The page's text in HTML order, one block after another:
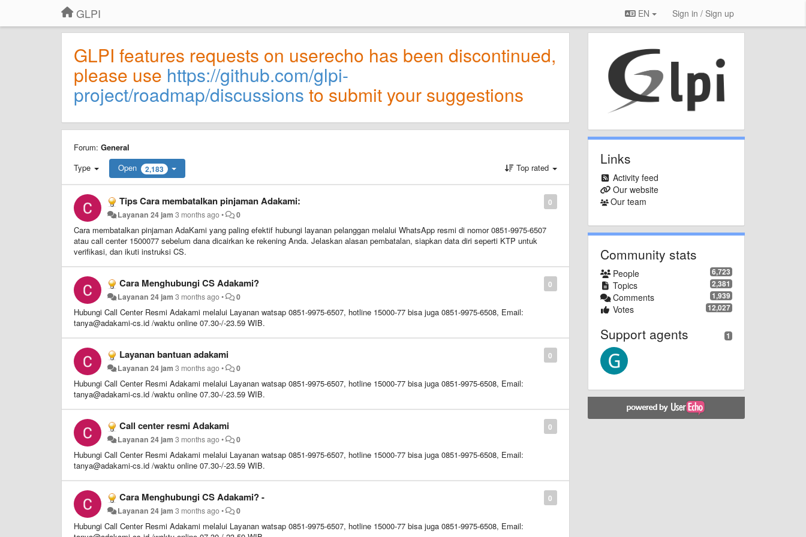
GLPI EN Sign in / Sign up
GLPI features requests on userecho has been discontinued,
please use https://github.com/glpi-
project/roadmap/discussions to submit your suggestions
Forum: General
Type
Open 2,183 Top rated
0
Tips Cara membatalkan pinjaman Adakami:
Layanan 24 jam 3 months ago• 0
Cara membatalkan pinjaman AdaKami yang paling efektif hubungi layanan pelanggan melalui WhatsApp resmi di nomor 0851-9975-6507
atau call center 1500077 sebelum dana dicairkan ke rekening Anda. Jelaskan alasan pembatalan, siapkan data diri seperti KTP untuk
verifikasi, dan ikuti instruksi CS.
0
Cara Menghubungi CS Adakami?
Layanan 24 jam 3 months ago• 0
Hubungi Call Center Resmi Adakami melalui Layanan watsap 0851-9975-6507, hotline 15000-77 bisa juga 0851-9975-6508, Email:
tanya@adakami-cs.id /waktu online 07.30-/-23.59 WIB.
0
Layanan bantuan adakami
Layanan 24 jam 3 months ago• 0
Hubungi Call Center Resmi Adakami melalui Layanan watsap 0851-9975-6507, hotline 15000-77 bisa juga 0851-9975-6508, Email:
tanya@adakami-cs.id /waktu online 07.30-/-23.59 WIB.
0
Call center resmi Adakami
Layanan 24 jam 3 months ago• 0
Hubungi Call Center Resmi Adakami melalui Layanan watsap 0851-9975-6507, hotline 15000-77 bisa juga 0851-9975-6508, Email:
tanya@adakami-cs.id /waktu online 07.30-/-23.59 WIB.
0
Cara Menghubungi CS Adakami? -
Layanan 24 jam 3 months ago• 0
Hubungi Call Center Resmi Adakami melalui Layanan watsap 0851-9975-6507, hotline 15000-77 bisa juga 0851-9975-6508, Email:
Links
Activity feed
Our website
Our team
Community stats
6,723
People
2,381
Topics
1,939
Comments
12,027
Votes
1
Support agents